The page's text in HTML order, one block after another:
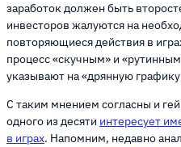
заработок должен быть
инвесторов жалуются на
повторяющиеся действия в
процесс «скучным» и
указывают на «дрянную
С таким мнением согласны и
одного из десяти интересует
в играх. Напомним, недавно